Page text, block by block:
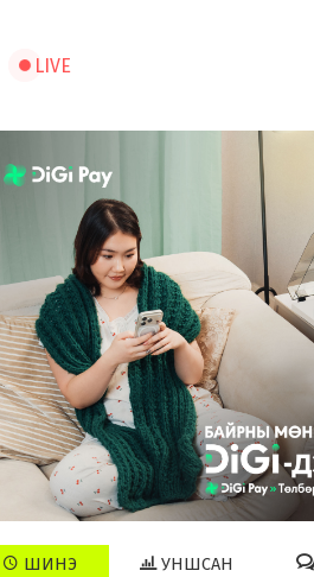
LIVE
ШИНЭ УНШСАН